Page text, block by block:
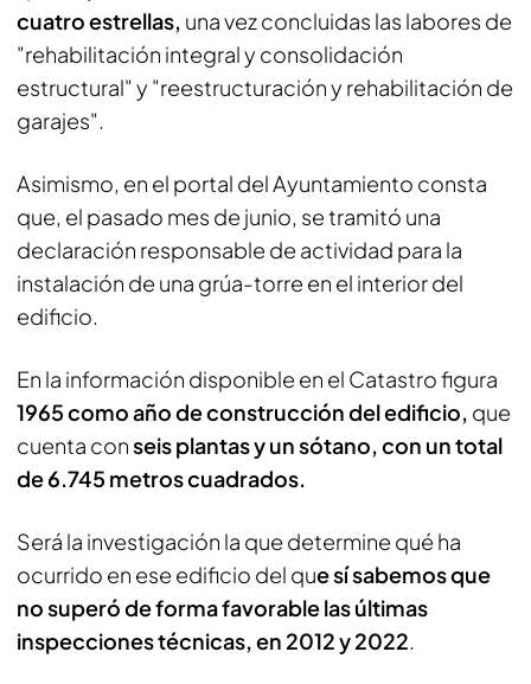
cuatro estrellas, una vez concluidas las labores de
"rehabilitación integral y consolidación
estructural" y "reestructuración y rehabilitación de
garajes".
Asimismo, en el portal del Ayuntamiento consta
que, el pasado mes de junio, se tramitó una
declaración responsable de actividad para la
instalación de una grúa-torre en el interior del
edificio.
En la información disponible en el Catastro figura
1965 como año de construcción del edificio, que
cuenta conseis plantas y un sótano, con un total
de 6.745 metros cuadrados.
Será la investigación la que determine qué ha
ocurrido en ese edificio del que sí sabemos que
no superó de forma favorable las últimas
inspecciones técnicas, en 2012 y 2022